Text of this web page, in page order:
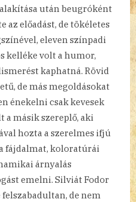
után beugróként
az előadást, de tökéletes
eleven színpadi
kelléke volt a humor,
kaphatná. Rövid
de más megoldásokat
énekelni csak kevesek
a másik szereplő, aki
hozta a szerelmes ifjú
fájdalmat, koloratúrái
árnyalás
emelni. Silviát Fodor
de nem